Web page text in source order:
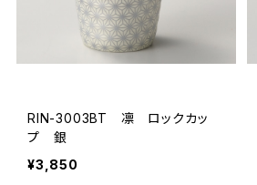
RIN-3003BT 凛 ロックカッ
プ 銀
¥3,850